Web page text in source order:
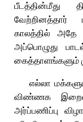
பீடத்தின்மீது
வேற்றினத்தார்
காலத்தில் அதே
அப்பொழுது
கைத்தாளங்களும்
எல்லா
விண்ணக
அர்ப்பணிப்பு